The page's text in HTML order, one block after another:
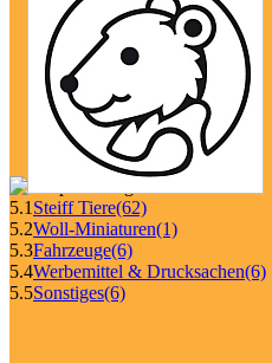
5.1 Steiff Tiere(62)
5.2Woll-Miniaturen(1)
5.3Fahrzeuge(6)
5.4Werbemittel & Drucksachen(6)
5.5Sonstiges(6)